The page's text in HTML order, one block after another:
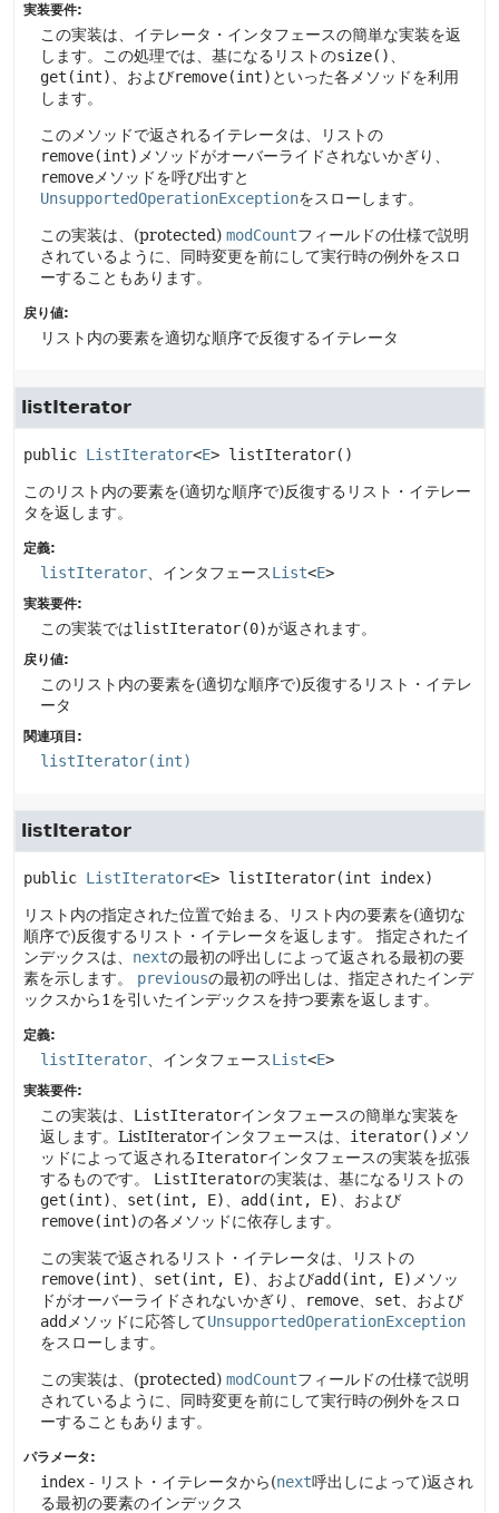
実装要件:
この実装は、イテレータ・インタフェースの簡単な実装を返
します。この処理では、基になるリストのsize()
get(int)
、およびremove(int) といった各メソッドを利用
します。
このメソッドで返されるイテレータは、リストの
remove(int) メソッドがオーバーライドされないかぎり、
remove メソッドを呼び出すと
UnsupportedOperationExceptionをスローします。
この実装は、(protected) modCountフィールドの仕様で説明
されているように、同時変更を前にして実行時の例外をスロ
ーすることもあります。
戻り値:
リスト内の要素を適切な順序で反復するイテレータ
listIterator
public ListIterator<E> listIterator()
このリスト内の要素を(適切な順序で)反復するリスト・イテレー
タを返します。
定義:
listIterator 、インタフェースList<E>
実装要件:
この実装ではlistIterator(0)が返されます。
戻り値:
このリスト内の要素を(適切な順序で)反復するリスト・イテレ
ータ
関連項目:
listIterator(int)
listIterator
public ListIterator<E> listIterator(int index)
リスト内の指定された位置で始まる、リスト内の要素を(適切な
順序で)反復するリスト・イテレータを返します。
指定されたイ
ンデックスは、 nextの最初の呼出しによって返される最初の要
素を示します。
previousの最初の呼出しは、指定されたインデ
ックスから1を引いたインデックスを持つ要素を返します。
定義:
listIterator 、インタフェースList<E>
実装要件:
この実装は、 ListIteratorインタフェースの簡単な実装を
返します。ListIteratorインタフェースは、 iterator() メソ
ッドによって返されるIteratorインタフェースの実装を拡張
するものです。
ListIteratorの実装は、基になるリストの
get(int)
set(int, E) add(int, E)
、および
remove(int)の各メソッドに依存します。
この実装で返されるリスト・イテレータは、リストの
remove(int)
set(int, E) 、およびadd(int, E) メソッ
ドがオーバーライドされないかぎり、
remove set 、および
add メソッドに応答してUnsupportedOperationException
をスローします。
この実装は、(protected) modCountフィールドの仕様で説明
されているように、同時変更を前にして実行時の例外をスロ
ーすることもあります。
パラメータ:
index - リスト・イテレータから(next呼出しによって)返され
る最初の要素のインデックス